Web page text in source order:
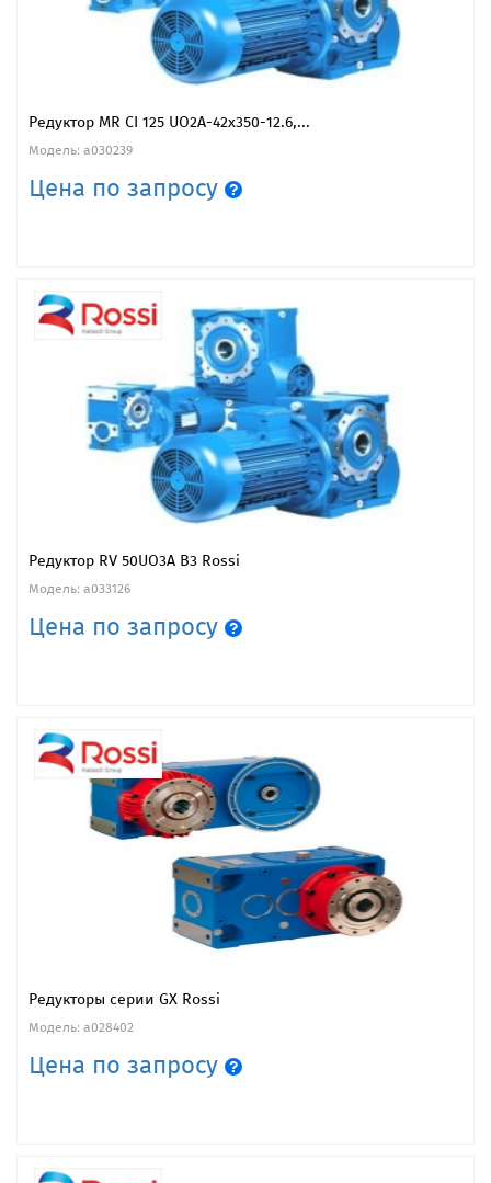
Редуктор MR CI 125 UO2A-42x350-12.6,...
Модель: a030239
Цена по запросу
Редуктор RV 50UO3A B3 Rossi
Модель: a033126
Цена по запросу
Редукторы серии GX Rossi
Модель: a028402
Цена по запросу